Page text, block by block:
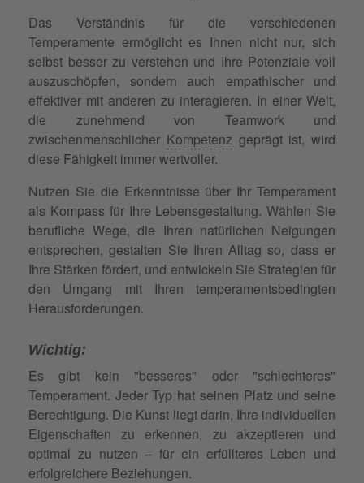
Das Verständnis für die verschiedenen
Temperamente ermöglicht es Ihnen nicht nur, sich
selbst besser zu verstehen und Ihre Potenziale voll
auszuschöpfen, sondern auch empathischer und
effektiver mit anderen zu interagieren. In einer Welt,
die zunehmend von Teamwork und
zwischenmenschlicher Kompetenz geprägt ist, wird
diese Fähigkeit immer wertvoller.
Nutzen Sie die Erkenntnisse über Ihr Temperament
als Kompass für Ihre Lebensgestaltung. Wählen Sie
berufliche Wege, die Ihren natürlichen Neigungen
entsprechen, gestalten Sie Ihren Alltag so, dass er
Ihre Stärken fördert, und entwickeln Sie Strategien für
den Umgang mit Ihren temperamentsbedingten
Herausforderungen.
Wichtig:
Es gibt kein "besseres" oder "schlechteres"
Temperament. Jeder Typ hat seinen Platz und seine
Berechtigung. Die Kunst liegt darin, Ihre individuellen
Eigenschaften zu erkennen, zu akzeptieren und
optimal zu nutzen – für ein erfüllteres Leben und
erfolgreichere Beziehungen.